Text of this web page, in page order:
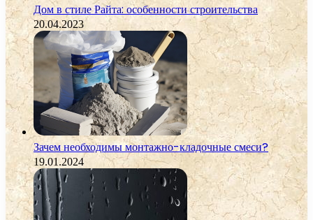
Дом в стиле Райта: особенности строительства
20.04.2023
Зачем необходимы монтажно-кладочные смеси?
19.01.2024